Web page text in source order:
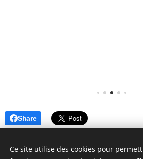
Share
Ce site utilise des cookies pour